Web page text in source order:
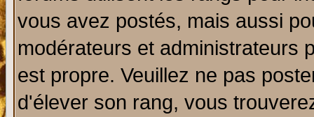
vous avez postés, mais aussi
modérateurs et administrateurs
est propre. Veuillez ne pas
d'élever son rang, vous